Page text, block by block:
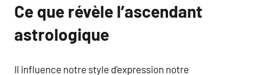
Ce que révèle l’ascendant
astrologique
Il influence notre style d’expression notre